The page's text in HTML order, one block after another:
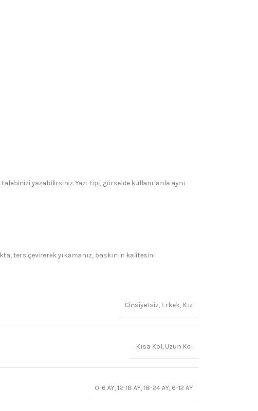
yazabilirsiniz. Yazı tipi, görselde kullanılanla aynı
ters çevirerek yıkamanız, baskının kalitesini
Cinsiyetsiz, Erkek, Kız
Kısa Kol, Uzun Kol
0-6 AY,12-18 AY,18-24 AY, 6-12 AY